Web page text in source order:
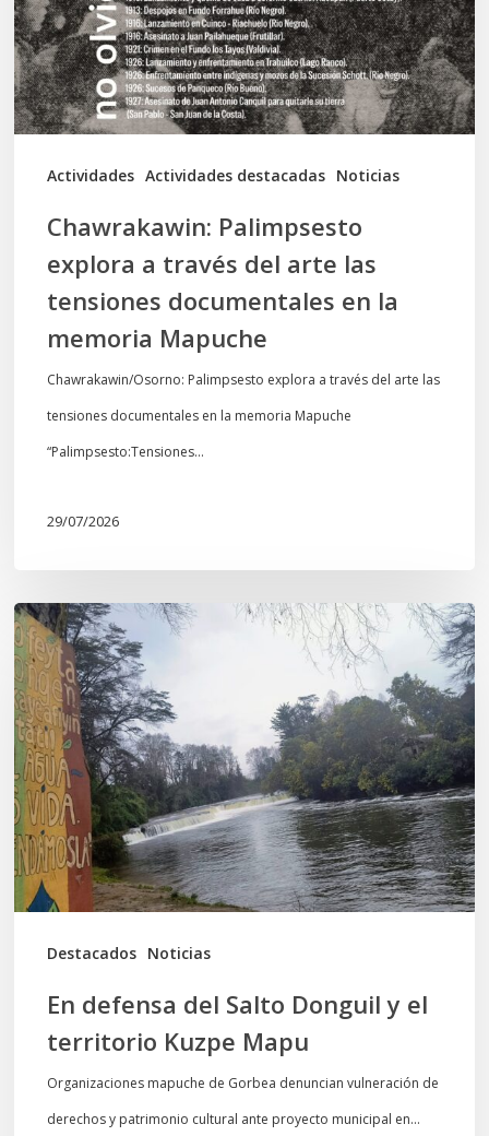
Actividades Actividades destacadas Noticias
del
arte
las
tensiones
documentales
memoria
Mapuche
Chawrakawin: Palimpsesto
explora a través del arte las
tensiones documentales en la
memoria Mapuche
Chawrakawin/Osorno: Palimpsesto explora a través del arte las
tensiones documentales en la memoria Mapuche
“Palimpsesto:Tensiones…
29/07/2026
Destacados Noticias
En
defensa
del
Salto
Donguil
y
el
territorio
Kuzpe
Mapu
En defensa del Salto Donguil y el
territorio Kuzpe Mapu
Organizaciones mapuche de Gorbea denuncian vulneración de
derechos y patrimonio cultural ante proyecto municipal en…